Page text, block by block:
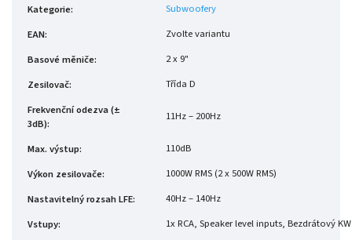
Kategorie:
Subwoofery
EAN:
Zvolte variantu
Basové měniče:
2 x 9"
Zesilovač:
Třída D
Frekvenční odezva (±
3dB):
11Hz – 200Hz
Max. výstup:
110dB
Výkon zesilovače:
1000W RMS (2 x 500W RMS)
Nastavitelný rozsah LFE:
40Hz – 140Hz
Vstupy:
1x RCA, Speaker level inputs, Bezdrátový